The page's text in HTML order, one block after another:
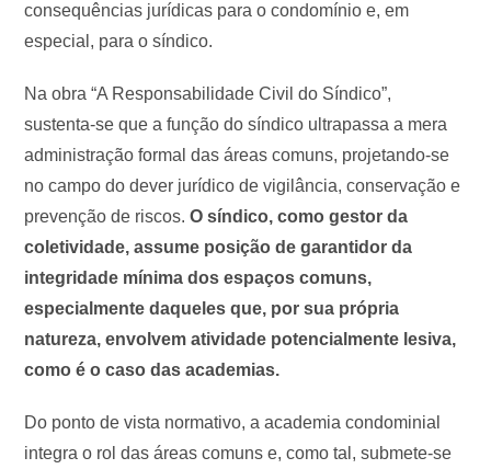
consequências jurídicas para o condomínio e, em
especial, para o síndico.
Na obra “A Responsabilidade Civil do Síndico”,
sustenta-se que a função do síndico ultrapassa a mera
administração formal das áreas comuns, projetando-se
no campo do dever jurídico de vigilância, conservação e
prevenção de riscos.O síndico, como gestor da
coletividade, assume posição de garantidor da
integridade mínima dos espaços comuns,
especialmente daqueles que, por sua própria
natureza, envolvem atividade potencialmente lesiva,
como é o caso das academias.
Do ponto de vista normativo, a academia condominial
integra o rol das áreas comuns e, como tal, submete-se